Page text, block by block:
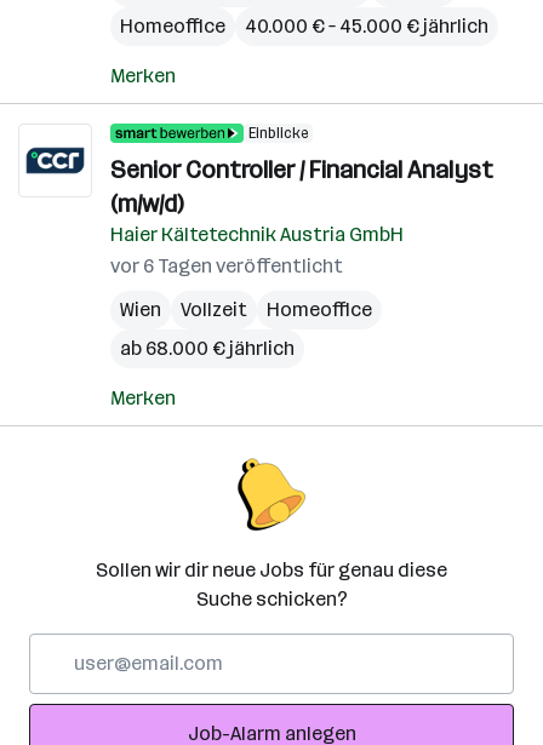
Homeoffice
40.000 € – 45.000 € jährlich
Merken
Einblicke
Senior Controller / Financial Analyst
(m/w/d)
Haier Kältetechnik Austria GmbH
vor 6 Tagen veröffentlicht
Wien
Vollzeit
Homeoffice
ab 68.000 € jährlich
Merken
Sollen wir dir neue Jobs für genau diese
Suche schicken?
Adresse
Job-Alarm anlegen